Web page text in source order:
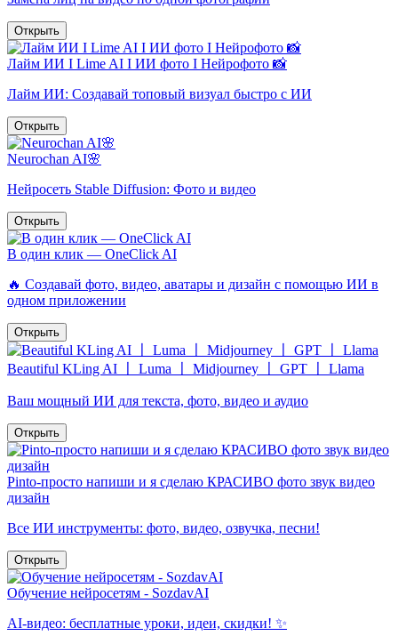
Открыть
Лайм ИИ I Lime AI I ИИ фото I Нейрофото 📸
Лайм ИИ: Создавай топовый визуал быстро с ИИ
Открыть
Neurochan AI🌸
Нейросеть Stable Diffusion: Фото и видео
Открыть
В один клик — OneClick AI
🔥 Создавай фото, видео, аватары и дизайн с помощью ИИ в
одном приложении
Открыть
Beautiful KLing AI 〡 Luma 〡 Midjourney 〡 GPT 〡 Llama
Ваш мощный ИИ для текста, фото, видео и аудио
Открыть
Pinto-просто напиши и я сделаю КРАСИВО фото звук видео
дизайн
Все ИИ инструменты: фото, видео, озвучка, песни!
Открыть
Обучение нейросетям - SozdavAI
AI-видео: бесплатные уроки, идеи, скидки! ✨